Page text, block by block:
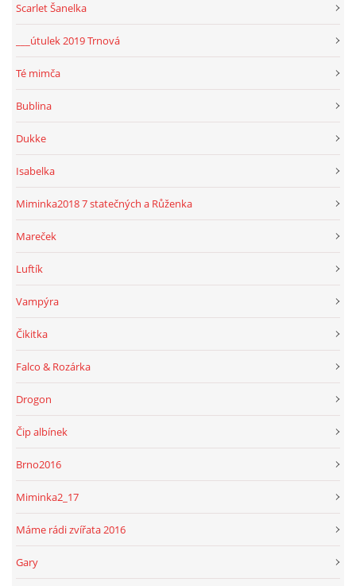
Scarlet Šanelka
___útulek 2019 Trnová
Té mimča
Bublina
Dukke
Isabelka
Miminka2018 7 statečných a Růženka
Mareček
Luftík
Vampýra
Čikitka
Falco & Rozárka
Drogon
Čip albínek
Brno2016
Miminka2_17
Máme rádi zvířata 2016
Gary